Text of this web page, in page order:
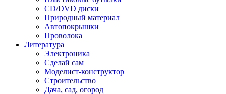
CD/DVD диски
Природный материал
Автопокрышки
Проволока
Литература
Электроника
Сделай сам
Моделист-конструктор
Строительство
Дача, сад, огород